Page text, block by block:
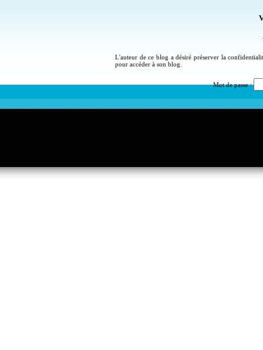
L'auteur de ce blog a désiré préserver la
pour accéder à son blog.
Mot de passe :